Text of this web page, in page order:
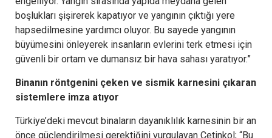
boşlukları şişirerek kapatıyor ve yangının çıktığı yere
hapsedilmesine yardımcı oluyor. Bu sayede yangının
büyümesini önleyerek insanların evlerini terk etmesi için
güvenli bir ortam ve dumansız bir hava sahası yaratıyor.”
Binanın röntgenini çeken ve sismik karnesini çıkaran
sistemlere imza atıyor
Türkiye’deki mevcut binaların dayanıklılık karnesinin bir an
önce güçlendirilmesi gerektiğini vurgulayan Çetinkol; “Bu